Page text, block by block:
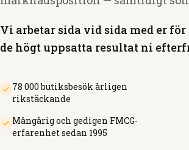
Vi arbetar sida vid sida med er
de högt uppsatta resultat ni
78 000 butiksbesök årligen
rikstäckande
Mångårig och gedigen FMCG-
erfarenhet sedan 1995